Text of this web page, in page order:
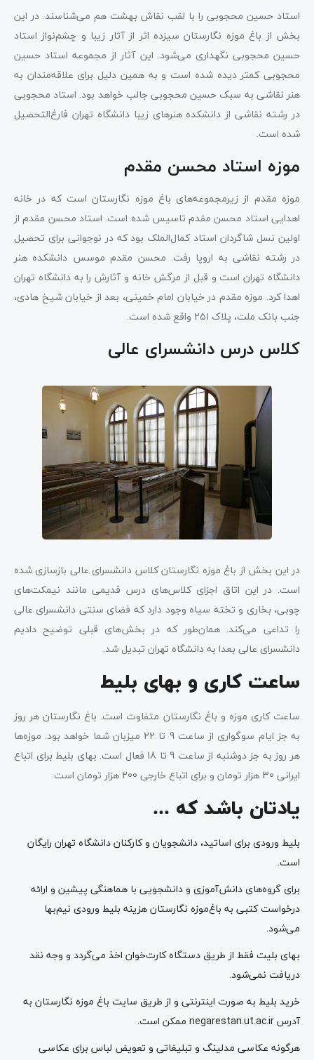
استاد حسین محجوبی را با لقب نقاش بهشت هم می‌شناسند. در این
بخش از باغ موزه نگارستان سیزده اثر از آثار زیبا و چشم‌نواز استاد
حسین محجوبی نگهداری می‌شود. این آثار از مجموعه استاد حسین
محجوبی کمتر دیده شده است و به همین دلیل برای علاقه‌مندان به
هنر نقاشی به سبک حسین محجوبی جالب خواهد بود. استاد محجوبی
در رشته نقاشی از دانشکده هنرهای زیبا دانشگاه تهران فارغ‌التحصیل
شده است.
موزه استاد محسن مقدم
موزه مقدم از زیرمجموعه‌های باغ موزه نگارستان است که در خانه
اهدایی استاد محسن مقدم تاسیس شده است. استاد محسن مقدم از
اولین نسل شاگردان استاد کمال‌الملک بود که در نوجوانی برای تحصیل
در رشته نقاشی به اروپا رفت. محسن مقدم موسس دانشکده هنر
دانشگاه تهران است و قبل از مرگش خانه و آثارش را به دانشگاه تهران
اهدا کرد. موزه مقدم در خیابان امام خمینی، بعد از خیابان شیخ هادی،
جنب بانک ملت، پلاک ۲۵۱ واقع شده است.
کلاس درس دانشسرای عالی
در این بخش از باغ موزه نگارستان کلاس دانشسرای عالی بازسازی شده
است. در این اتاق اجزای کلاس‌های درس قدیمی مانند نیمکت‌های
چوبی، بخاری و تخته سیاه وجود دارد که فضای سنتی دانشسرای عالی
را تداعی می‌کند. همان‌طور که در بخش‌های قبلی توضیح دادیم
دانشسرای عالی بعدا به دانشگاه تهران تبدیل شد.
ساعت کاری و بهای بلیط
ساعت کاری موزه و باغ نگارستان متفاوت است. باغ نگارستان هر روز
به جز ایام سوگواری از ساعت 9 تا 22 میزبان شما خواهد بود. موزه‌ها
هر روز به جز دوشنبه از ساعت 9 تا 18 فعال است. بهای بلیط برای اتباع
ایرانی 30 هزار تومان و برای اتباع خارجی 200 هزار تومان است.
یادتان باشد که …
بلیط ورودی برای اساتید، دانشجویان و کارکنان دانشگاه تهران رایگان
است.
برای گروه‌های دانش‌آموزی و دانشجویی با هماهنگی پیشین و ارائه
درخواست کتبی به باغ‌موزه نگارستان هزینه بلیط ورودی نیم‌بها
می‌شود.
بهای بلیت فقط از طریق دستگاه کارت‌خوان اخذ می‌گردد و وجه نقد
دریافت نمی‌شود.
خرید بلیط به صورت اینترنتی و از طریق سایت باغ موزه نگارستان به
آدرس negarestan.ut.ac.ir ممکن است.
هرگونه عکاسی مدلینگ و تبلیغاتی و تعویض لباس برای عکاسی